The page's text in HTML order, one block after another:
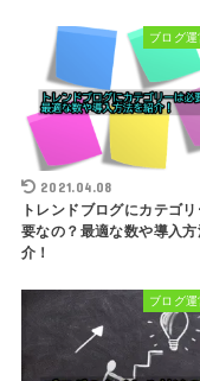
ブログ
2021.04.08
トレンドブログにカテゴ
要なの？最適な数や導入
介！
ブログ